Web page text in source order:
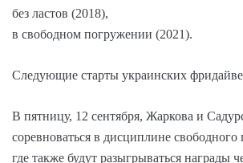
без ластов (2018),
в свободном погружении (2021).
Следующие старты украинских
В пятницу, 12 сентября, Жаркова и
соревноваться в дисциплине
где также будут разыгрываться награды